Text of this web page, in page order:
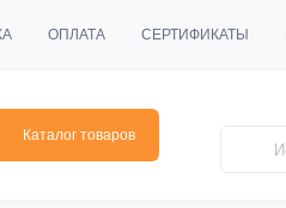
ОПЛАТА СЕРТИФИКАТЫ
Каталог товаров